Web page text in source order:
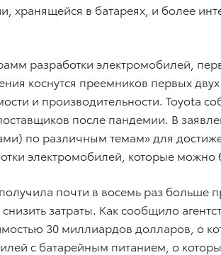
хранящейся в батареях, и более
разработки электромобилей,
коснутся преемников первых
и производительности. Toyota
после пандемии. В
по различным темам» для
электромобилей, которые
почти в восемь раз больше
затраты. Как сообщило
30 миллиардов долларов, о
с батарейным питанием, о